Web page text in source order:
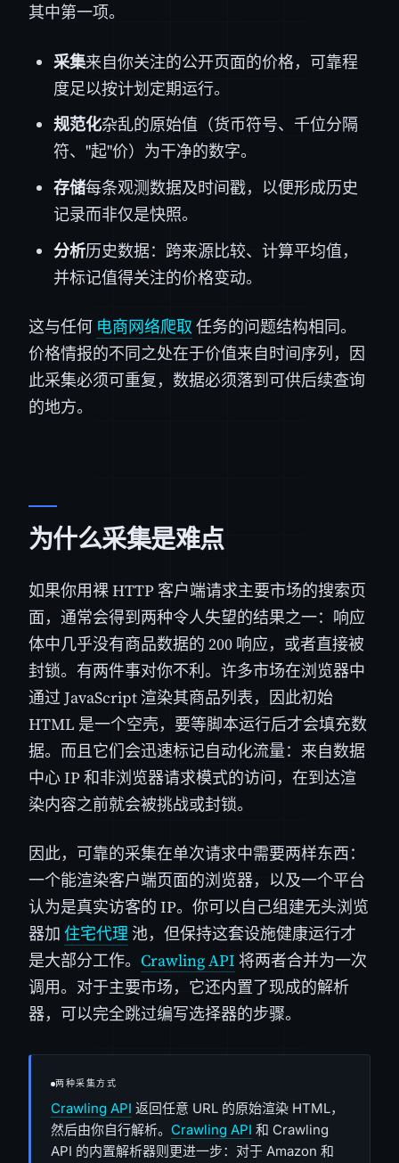
其中第一项。
采集来自你关注的公开页面的价格，可靠程
度足以按计划定期运行。
规范化杂乱的原始值（货币符号、千位分隔
符、"起"价）为干净的数字。
存储每条观测数据及时间戳，以便形成历史
记录而非仅是快照。
分析历史数据：跨来源比较、计算平均值，
并标记值得关注的价格变动。
这与任何 电商网络爬取任务的问题结构相同。
价格情报的不同之处在于价值来自时间序列，因
此采集必须可重复，数据必须落到可供后续查询
的地方。
为什么采集是难点
如果你用裸 HTTP 客户端请求主要市场的搜索页
面，通常会得到两种令人失望的结果之一：响应
体中几乎没有商品数据的 200 响应，或者直接被
封锁。有两件事对你不利。许多市场在浏览器中
通过 JavaScript 渲染其商品列表，因此初始
HTML 是一个空壳，要等脚本运行后才会填充数
据。而且它们会迅速标记自动化流量：来自数据
中心 IP 和非浏览器请求模式的访问，在到达渲
染内容之前就会被挑战或封锁。
因此，可靠的采集在单次请求中需要两样东西：
一个能渲染客户端页面的浏览器，以及一个平台
认为是真实访客的 IP。你可以自己组建无头浏览
器加 住宅代理 池，但保持这套设施健康运行才
是大部分工作。 Crawling API 将两者合并为一次
调用。对于主要市场，它还内置了现成的解析
器，可以完全跳过编写选择器的步骤。
两种采集方式
Crawling API 返回任意 URL 的原始渲染 HTML，
然后由你自行解析。 Crawling API 和 Crawling
API 的内置解析器则更进一步：对于 Amazon 和